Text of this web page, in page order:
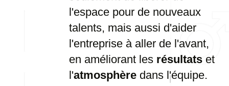
l'espace pour de nouveaux
talents, mais aussi d'aider
l'entreprise à aller de l'avant,
en améliorant les résultats et
l'atmosphère dans l'équipe.